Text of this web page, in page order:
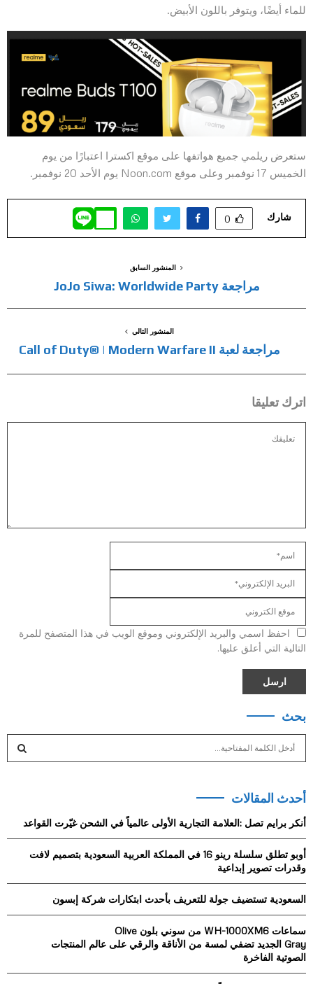
للماء أيضًا، ويتوفر باللون الأبيض.
ستعرض ريلمي جميع هواتفها على موقع اكسترا اعتبارًا من يوم
الخميس 17 نوفمبر وعلى موقع Noon.com يوم الأحد 20 نوفمبر.
شارك 0
المنشور السابق
مراجعة JoJo Siwa: Worldwide Party
المنشور التالي
مراجعة لعبة Call of Duty® | Modern Warfare II
اترك تعليقا
احفظ اسمي والبريد الإلكتروني وموقع الويب في هذا المتصفح للمرة
التالية التي أعلق عليها.
بحث
c
h
f
r
:
C
H
أحدث المقالات
أنكر برايم تصل :العلامة التجارية الأولى عالمياً في الشحن غيّرت القواعد
أوبو تطلق سلسلة رينو 16 في المملكة العربية السعودية بتصميم لافت
وقدرات تصوير إبداعية
السعودية تستضيف جولة للتعريف بأحدث ابتكارات شركة إبسون
سماعات WH-1000XM6 من سوني بلون Olive
Gray الجديد تضفي لمسة من الأناقة والرقي على عالم المنتجات
الصوتية الفاخرة